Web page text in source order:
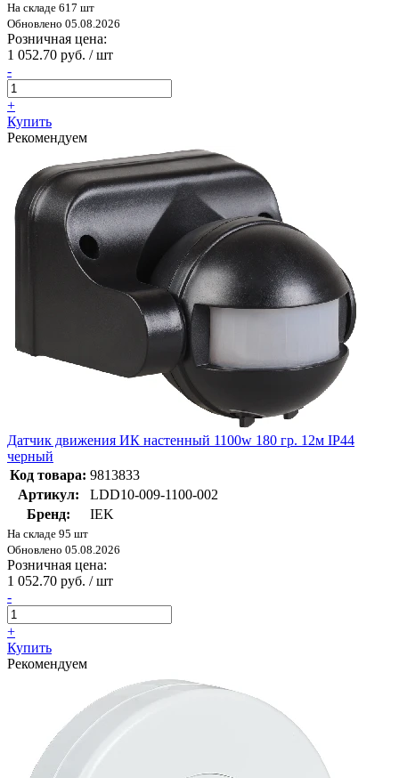
На складе 617 шт
Обновлено 05.08.2026
Розничная цена:
1 052.70 руб. / шт
-
+
Купить
Рекомендуем
Датчик движения ИК настенный 1100w 180 гр. 12м IP44
черный
Код товара: 9813833
Артикул:
LDD10-009-1100-002
Бренд:
IEK
На складе 95 шт
Обновлено 05.08.2026
Розничная цена:
1 052.70 руб. / шт
-
+
Купить
Рекомендуем